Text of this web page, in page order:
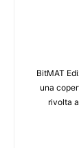
BitMAT
una
rivolta